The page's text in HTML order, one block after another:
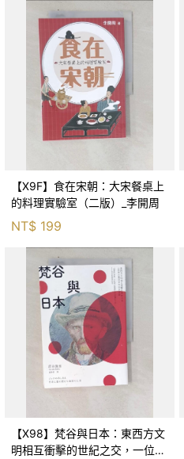
【X9F】食在宋朝：大宋餐桌上
的料理實驗室（二版）_李開周
NT$ 199
【X98】梵谷與日本：東西方文
明相互衝擊的世紀之交，一位偉